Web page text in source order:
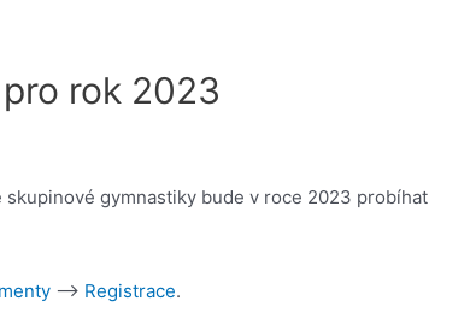
rok 2023
gymnastiky bude v roce 2023 probíhat
–> Registrace.